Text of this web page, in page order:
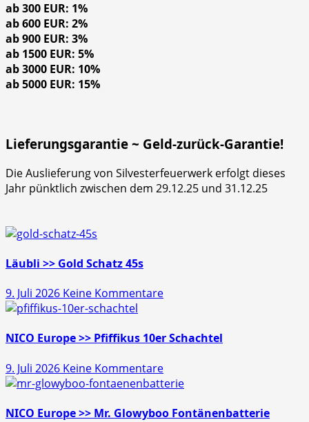
ab 300 EUR: 1%
ab 600 EUR: 2%
ab 900 EUR: 3%
ab 1500 EUR: 5%
ab 3000 EUR: 10%
ab 5000 EUR: 15%
Lieferungsgarantie ~ Geld-zurück-Garantie!
Die Auslieferung von Silvesterfeuerwerk erfolgt dieses
Jahr pünktlich zwischen dem 29.12.25 und 31.12.25
Läubli >> Gold Schatz 45s
9. Juli 2026 Keine Kommentarezu
Gold
45s
NICO Europe >> Pfiffikus 10er Schachtel
9. Juli 2026 Keine Kommentarezu
NICO
>>
NICO Europe >> Mr. Glowyboo Fontänenbatterie